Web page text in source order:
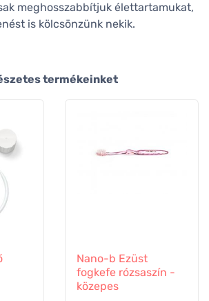
meghosszabbítjuk élettartamukat,
is kölcsönzünk nekik.
termékeinket
Nano-b Ezüst
fogkefe rózsaszín -
közepes